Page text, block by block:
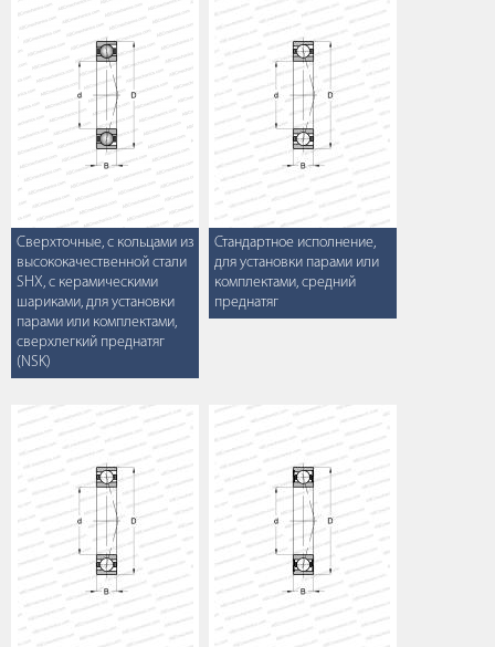
Сверхточные, с кольцами из
высококачественной стали
SHX, с керамическими
шариками, для установки
парами или комплектами,
сверхлегкий преднатяг
(NSK)
Стандартное исполнение,
для установки парами или
комплектами, средний
преднатяг